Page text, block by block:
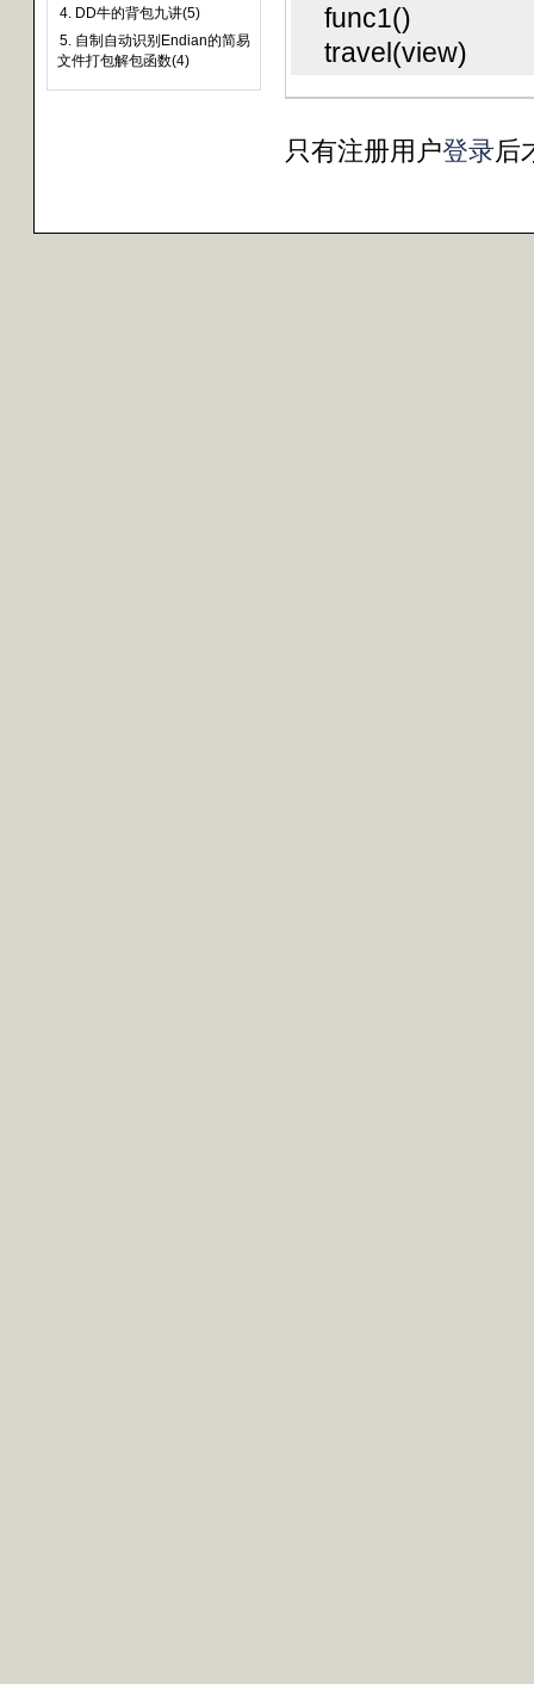
4. DD牛的背包九讲(5)
5. 自制自动识别Endian的简易
文件打包解包函数(4)
func1()
travel(view)
只有注册用户登录后